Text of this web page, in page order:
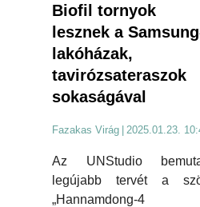
Biofil tornyok
lesznek a
lakóházak,
tavirózsateraszok
sokaságával
Fazakas Virág 2025.01.23.
Az UNStudio
legújabb tervét a
„Hannamdong-4